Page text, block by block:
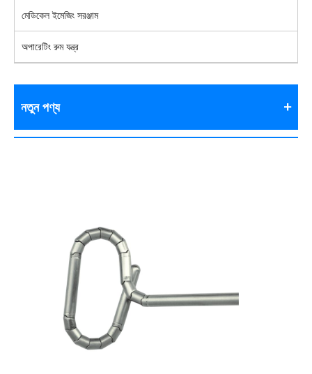
মেডিকেল ইমেজিং সরঞ্জাম
অপারেটিং রুম যন্ত্র
নতুন পণ্য